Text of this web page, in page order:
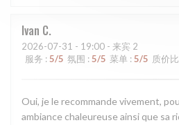
Ivan C
2026-07-31 - 19:00 - 来宾 2
服务 :5/5 氛围 : 5/5 菜单 : 5/5 质价比
Oui, je le recommande vivement,
ambiance chaleureuse ainsi que sa